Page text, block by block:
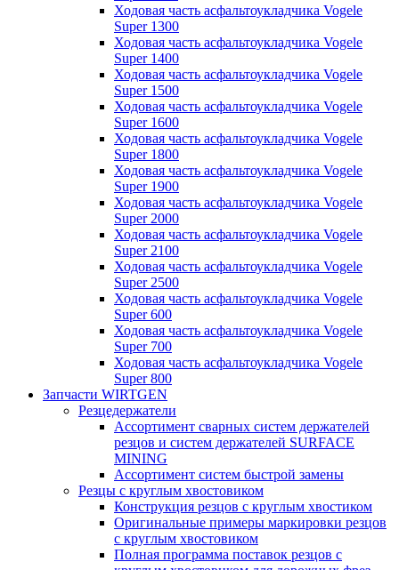
Ходовая часть асфальтоукладчика Vogele
Super 1300
Ходовая часть асфальтоукладчика Vogele
Super 1400
Ходовая часть асфальтоукладчика Vogele
Super 1500
Ходовая часть асфальтоукладчика Vogele
Super 1600
Ходовая часть асфальтоукладчика Vogele
Super 1800
Ходовая часть асфальтоукладчика Vogele
Super 1900
Ходовая часть асфальтоукладчика Vogele
Super 2000
Ходовая часть асфальтоукладчика Vogele
Super 2100
Ходовая часть асфальтоукладчика Vogele
Super 2500
Ходовая часть асфальтоукладчика Vogele
Super 600
Ходовая часть асфальтоукладчика Vogele
Super 700
Ходовая часть асфальтоукладчика Vogele
Super 800
Запчасти WIRTGEN
Резцедержатели
Ассортимент сварных систем держателей
резцов и систем держателей SURFACE
MINING
Ассортимент систем быстрой замены
Резцы с круглым хвостовиком
Конструкция резцов с круглым хвостиком
Оригинальные примеры маркировки резцов
с круглым хвостовиком
Полная программа поставок резцов с